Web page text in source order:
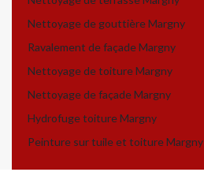
Nettoyage de gouttière Margny
Ravalement de façade Margny
Nettoyage de toiture Margny
Nettoyage de façade Margny
Hydrofuge toiture Margny
Peinture sur tuile et toiture Margny